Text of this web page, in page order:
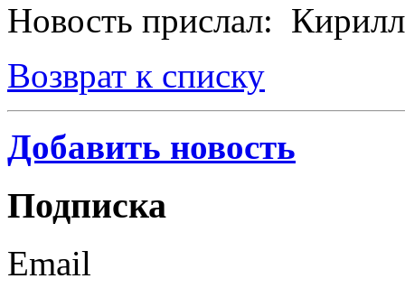
Новость прислал:
Возврат к списку
Добавить новость
Подписка
Email